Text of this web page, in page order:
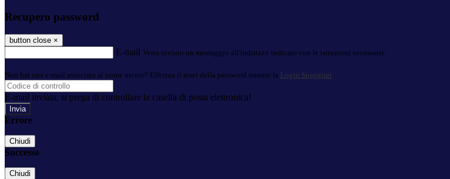
Recupero password
button close ×
E-mail Verrà inviato un messaggio all'indirizzo indicato con le istruzioni necessarie.
Non hai una e-mail associata al nome utente? Effettua il reset della password tramite la Login Spaggiari
E-mail inviata, si prega di controllare la casella di posta elettronica!
Errore
Chiudi
Successo
Chiudi